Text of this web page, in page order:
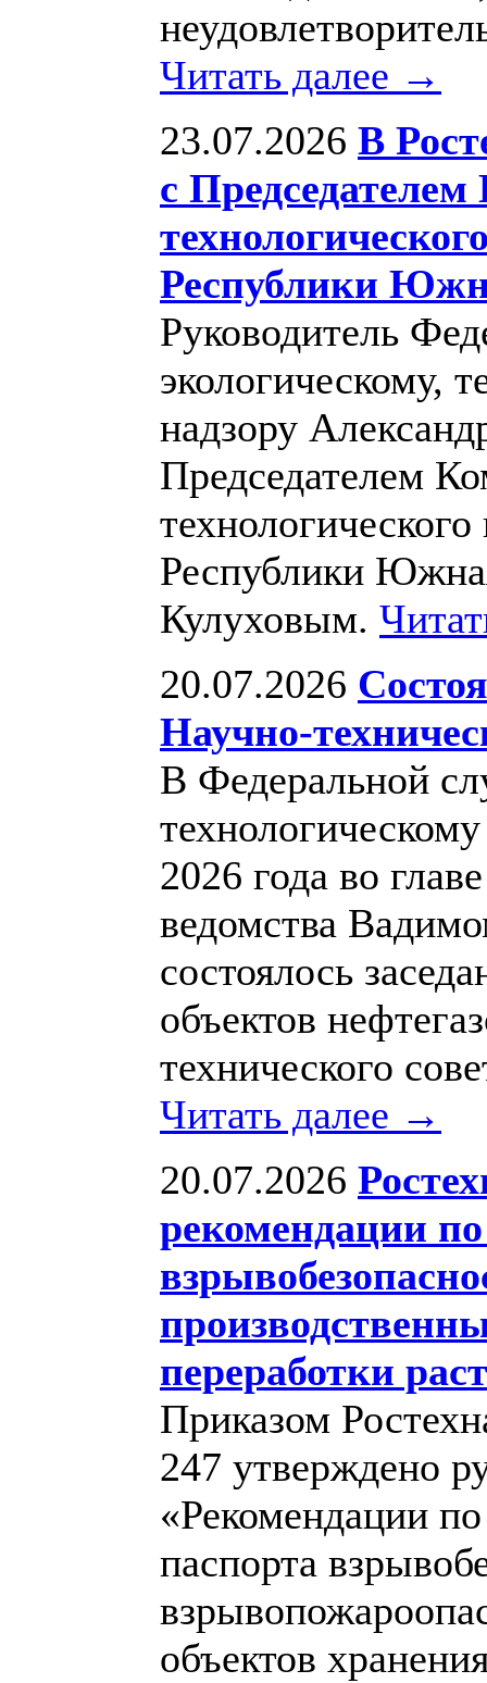
Читать далее →
23.07.2026 В
с Председателем
Республики
Руководитель
экологическому,
надзору
Председателем
Республики
Кулуховым.
20.07.2026
Научно-
В Федеральной
2026 года во
ведомства
состоялось
объектов
технического
Читать далее →
20.07.2026
рекомендации
переработки
Приказом
247 утверждено
«Рекомендации
паспорта
объектов